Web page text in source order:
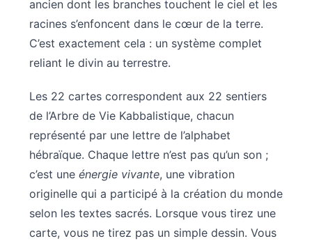
ancien dont les branches touchent le ciel et les
racines s’enfoncent dans le cœur de la terre.
C’est exactement cela : un système complet
reliant le divin au terrestre.
Les 22 cartes correspondent aux 22 sentiers
de l’Arbre de Vie Kabbalistique, chacun
représenté par une lettre de l’alphabet
hébraïque. Chaque lettre n’est pas qu’un son ;
c’est une énergie vivante, une vibration
originelle qui a participé à la création du monde
selon les textes sacrés. Lorsque vous tirez une
carte, vous ne tirez pas un simple dessin. Vous